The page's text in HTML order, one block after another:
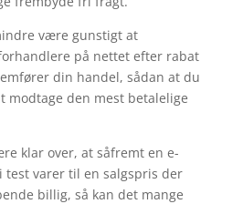
være gunstigt at
på nettet efter rabat
din handel, sådan at du
modtage den mest betalelige
klar over, at såfremt en e-
varer til en salgspris der
billig, så kan det mange